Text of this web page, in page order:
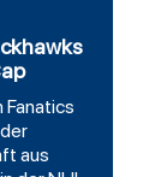
Fanatics
aus